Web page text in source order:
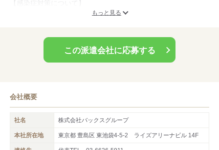
弊社では、ご来社時の検温・消毒、マスク着用の徹底や
もっと見る
この派遣会社に応募する
会社概要
社名 株式会社バックスグループ
本社所在地 東京都 豊島区 東池袋4-5-2 ライズアリーナビル 14F